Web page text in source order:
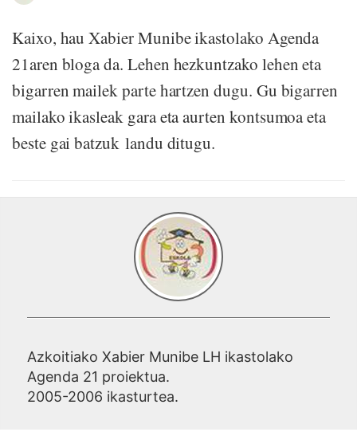
Kaixo, hau Xabier Munibe ikastolako Agenda
21aren bloga da. Lehen hezkuntzako lehen eta
bigarren mailek parte hartzen dugu. Gu bigarren
mailako ikasleak gara eta aurten kontsumoa eta
beste gai batzuk landu ditugu.
Azkoitiako Xabier Munibe LH ikastolako
Agenda 21 proiektua.
2005-2006 ikasturtea.